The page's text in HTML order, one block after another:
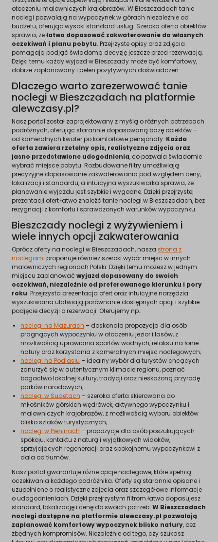
otoczeniu malowniczych krajobrazów. W Bieszczadach tanie
noclegi pozwalają na wypoczynek w górach niezależnie od
budżetu, oferując wysoki standard usług. Szeroka oferta obiektów
sprawia, żełatwo dopasować zakwaterowanie do własnych
oczekiwań i planu pobytu. Przejrzyste opisy oraz zdjęcia
pomagają podjąć świadomą decyzję jeszcze przed rezerwacją.
Dzięki temu każdy wyjazd w Bieszczady może być komfortowy,
dobrze zaplanowany i pełen pozytywnych doświadczeń.
Dlaczego warto zarezerwować tanie
noclegi w Bieszczadach na platformie
alewczasy.pl?
Nasz portal został zaprojektowany z myślą o różnych potrzebach
podróżnych, oferując starannie dopasowaną bazę obiektów –
od kameralnych kwater po komfortowe pensjonaty. Każda
oferta zawiera rzetelny opis, realistyczne zdjęcia oraz
jasno przedstawione udogodnienia, co pozwala świadomie
wybrać miejsce pobytu. Rozbudowane filtry umożliwiają
precyzyjne dopasowanie zakwaterowania pod względem ceny,
lokalizacji i standardu, a intuicyjna wyszukiwarka sprawia, że
planowanie wyjazdu jest szybkie i wygodne. Dzięki przejrzystej
prezentacji ofert łatwo znaleźć tanie noclegi w Bieszczadach, bez
rezygnacji z komfortu i sprawdzonych warunków wypoczynku.
Bieszczady noclegi z wyżywieniem i
wiele innych opcji zakwaterowania
Oprócz oferty na noclegi w Bieszczadach, nasza strona z
noclegami proponuje również szeroki wybór miejsc w innych
malowniczych regionach Polski. Dzięki temu możesz w jednym
miejscu zaplanować wyjazd dopasowany do swoich
oczekiwań, niezależnie od preferowanego kierunku i pory
roku. Przejrzysta prezentacja ofert oraz intuicyjne narzędzia
wyszukiwania ułatwiają porównanie dostępnych opcji i szybkie
podjęcie decyzji o rezerwacji. Oferujemy np.:
noclegi na Mazurach – doskonała propozycja dla osób
pragnących wypoczynku w otoczeniu jezior i lasów, z
możliwością uprawiania sportów wodnych, relaksu na łonie
natury oraz korzystania z kameralnych miejsc noclegowych;
noclegi na Podlasiu – idealny wybór dla turystów chcących
zanurzyć się w autentycznym klimacie regionu, poznać
bogactwo lokalnej kultury, tradycji oraz nieskażoną przyrodę
parków narodowych;
noclegi w Sudetach – szeroka oferta skierowana do
miłośników górskich wędrówek, aktywnego wypoczynku i
malowniczych krajobrazów, z możliwością wyboru obiektów
blisko szlaków turystycznych;
noclegi w Pieninach – propozycje dla osób poszukujących
spokoju, kontaktu z naturą i wyjątkowych widoków,
sprzyjających regeneracji oraz spokojnemu wypoczynkowi z
dala od tłumów.
Nasz portal gwarantuje różne opcje noclegowe, które spełnią
oczekiwania każdego podróżnika. Oferty są starannie opisane i
uzupełnione o realistyczne zdjęcia oraz szczegółowe informacje
o udogodnieniach. Dzięki przejrzystym filtrom łatwo dopasujesz
standard, lokalizację i cenę do swoich potrzeb. W Bieszczadach
noclegi dostępne na platformie alewczasy.pl pozwalają
zaplanować komfortowy wypoczynek blisko natury, bez
zbędnych kompromisów. Niezależnie od tego, czy szukasz